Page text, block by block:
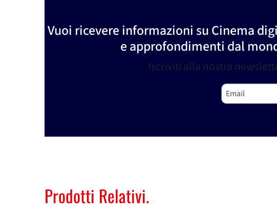
Vuoi ricevere informazioni su Cinema
e approfondimenti dal
Iscriviti alla nostra
Email
Prodotti Relativi.